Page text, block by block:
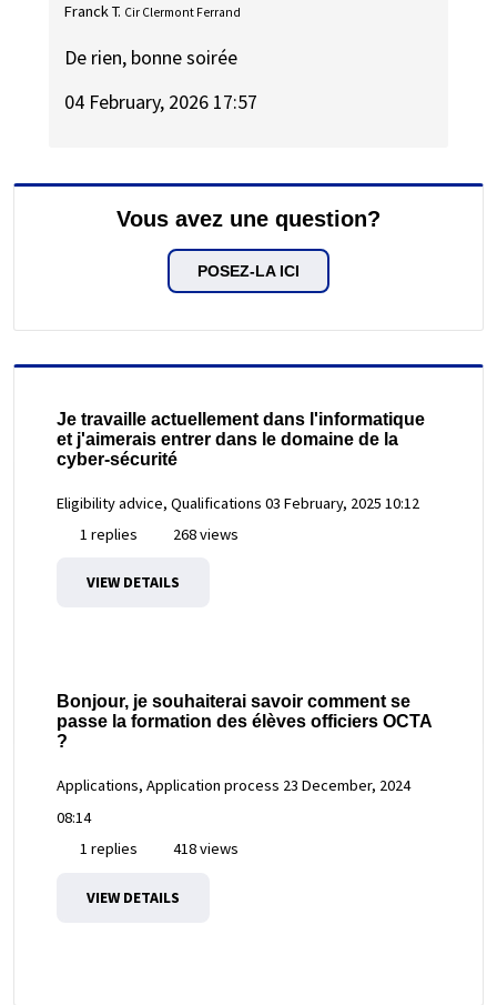
Franck T. Cir Clermont Ferrand
De rien, bonne soirée
04 February, 2026 17:57
Vous avez une question?
POSEZ-LA ICI
Je travaille actuellement dans l'informatique
et j'aimerais entrer dans le domaine de la
cyber-sécurité
Eligibility advice, Qualifications 03 February, 2025 10:12
1 replies
268 views
VIEW DETAILS
Bonjour, je souhaiterai savoir comment se
passe la formation des élèves officiers OCTA
?
Applications, Application process 23 December, 2024
08:14
1 replies
418 views
VIEW DETAILS